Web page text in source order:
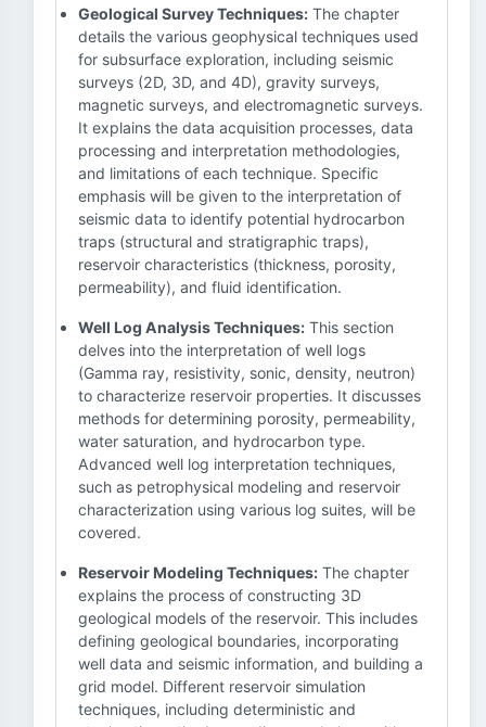
Geological Survey Techniques: The chapter
details the various geophysical techniques used
for subsurface exploration, including seismic
surveys (2D, 3D, and 4D), gravity surveys,
magnetic surveys, and electromagnetic surveys.
It explains the data acquisition processes, data
processing and interpretation methodologies,
and limitations of each technique. Specific
emphasis will be given to the interpretation of
seismic data to identify potential hydrocarbon
traps (structural and stratigraphic traps),
reservoir characteristics (thickness, porosity,
permeability), and fluid identification.
Well Log Analysis Techniques: This section
delves into the interpretation of well logs
(Gamma ray, resistivity, sonic, density, neutron)
to characterize reservoir properties. It discusses
methods for determining porosity, permeability,
water saturation, and hydrocarbon type.
Advanced well log interpretation techniques,
such as petrophysical modeling and reservoir
characterization using various log suites, will be
covered.
Reservoir Modeling Techniques: The chapter
explains the process of constructing 3D
geological models of the reservoir. This includes
defining geological boundaries, incorporating
well data and seismic information, and building a
grid model. Different reservoir simulation
techniques, including deterministic and